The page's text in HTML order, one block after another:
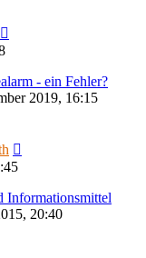
- ein Fehler?
2019, 16:15
Informationsmittel
20:40